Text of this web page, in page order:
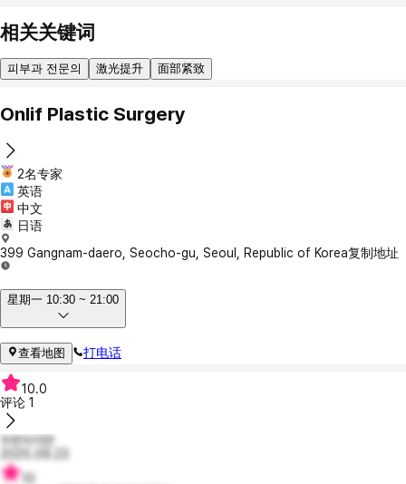
相关关键词
피부과 전문의 激光提升 面部紧致
Onlif Plastic Surgery
2名专家
英语
中文
日语
399 Gangnam-daero, Seocho-gu, Seoul, Republic of Korea复制地址
星期一 10:30 ~ 21:00
查看地图 打电话
10.0
评论 1
두번이지만